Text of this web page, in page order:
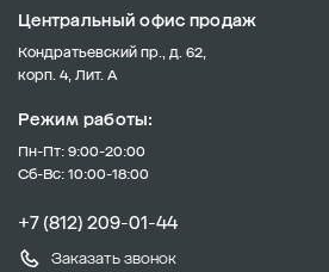
Центральный офис продаж
Кондратьевский пр., д. 62,
корп. 4, Лит. А
Режим работы:
Пн-Пт: 9:00-20:00
Сб-Вс: 10:00-18:00
+7 (812) 209-01-44
Заказать звонок